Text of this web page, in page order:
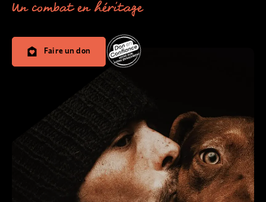
Un combat en héritage
Faire un don